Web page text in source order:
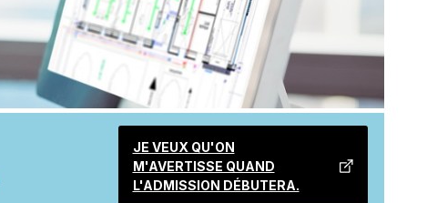
JE VEUX QU'ON
M'AVERTISSE QUAND
L'ADMISSION DÉBUTERA.
CE
LIEN